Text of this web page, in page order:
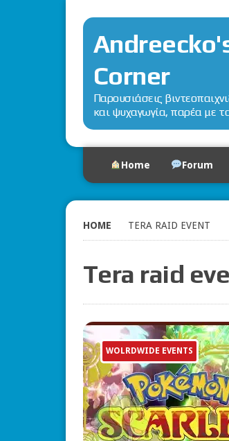
Corner
Παρουσιάσεις
και ψυχαγωγία, παρέα με
Home Forum
HOME TERA RAID EVENT
Tera raid
WOLRDWIDE EVENTS